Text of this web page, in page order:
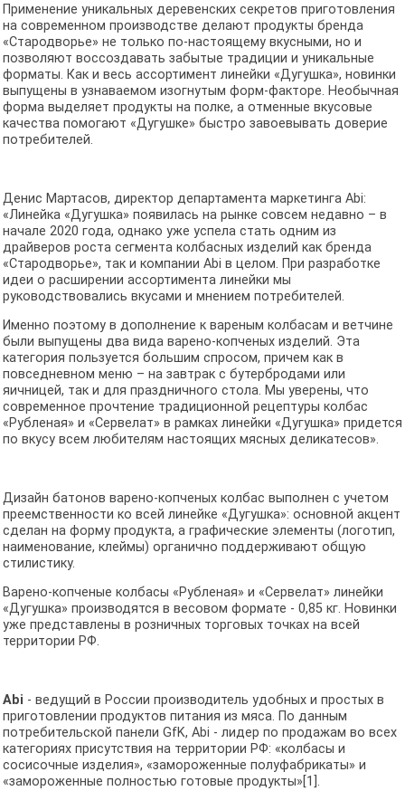
Применение уникальных деревенских секретов приготовления
на современном производстве делают продукты бренда
«Стародворье» не только по-настоящему вкусными, но и
позволяют воссоздавать забытые традиции и уникальные
форматы. Как и весь ассортимент линейки «Дугушка», новинки
выпущены в узнаваемом изогнутым форм-факторе. Необычная
форма выделяет продукты на полке, а отменные вкусовые
качества помогают «Дугушке» быстро завоевывать доверие
потребителей.
Денис Мартасов, директор департамента маркетинга Abi:
«Линейка «Дугушка» появилась на рынке совсем недавно – в
начале 2020 года, однако уже успела стать одним из
драйверов роста сегмента колбасных изделий как бренда
«Стародворье», так и компании Abi в целом. При разработке
идеи о расширении ассортимента линейки мы
руководствовались вкусами и мнением потребителей.
Именно поэтому в дополнение к вареным колбасам и ветчине
были выпущены два вида варено-копченых изделий. Эта
категория пользуется большим спросом, причем как в
повседневном меню – на завтрак с бутербродами или
яичницей, так и для праздничного стола. Мы уверены, что
современное прочтение традиционной рецептуры колбас
«Рубленая» и «Сервелат» в рамках линейки «Дугушка» придется
по вкусу всем любителям настоящих мясных деликатесов».
Дизайн батонов варено-копченых колбас выполнен с учетом
преемственности ко всей линейке «Дугушка»: основной акцент
сделан на форму продукта, а графические элементы (логотип,
наименование, клеймы) органично поддерживают общую
стилистику.
Варено-копченые колбасы «Рубленая» и «Сервелат» линейки
«Дугушка» производятся в весовом формате - 0,85 кг. Новинки
уже представлены в розничных торговых точках на всей
территории РФ.
Abi - ведущий в России производитель удобных и простых в
приготовлении продуктов питания из мяса. По данным
потребительской панели GfK, Abi - лидер по продажам во всех
категориях присутствия на территории РФ: «колбасы и
сосисочные изделия», «замороженные полуфабрикаты» и
«замороженные полностью готовые продукты»[1].